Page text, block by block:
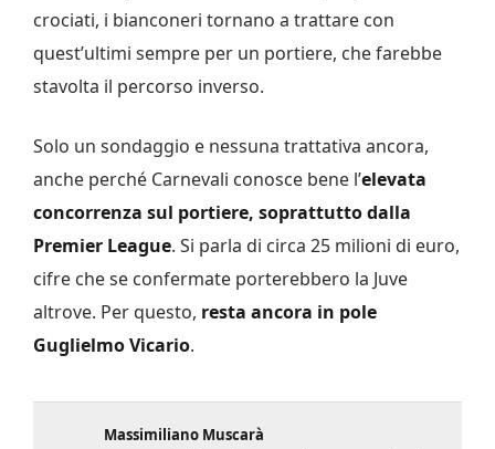
crociati, i bianconeri tornano a trattare con
quest’ultimi sempre per un portiere, che farebbe
stavolta il percorso inverso.
Solo un sondaggio e nessuna trattativa ancora,
anche perché Carnevali conosce bene l’elevata
concorrenza sul portiere, soprattutto dalla
Premier League. Si parla di circa 25 milioni di euro,
cifre che se confermate porterebbero la Juve
altrove. Per questo, resta ancora in pole
Guglielmo Vicario.
Massimiliano Muscarà